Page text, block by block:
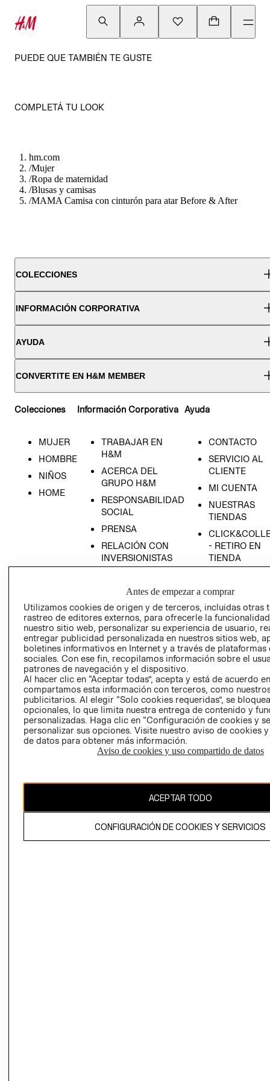
PUEDE QUE TAMBIÉN TE GUSTE
COMPLETÁ TU LOOK
hm.com
/Mujer
/Ropa de maternidad
/Blusas y camisas
/MAMA Camisa con cinturón para atar Before & After
COLECCIONES
INFORMACIÓN CORPORATIVA
AYUDA
CONVERTITE EN H&M MEMBER
Colecciones
MUJER
HOMBRE
NIÑOS
HOME
Información Corporativa
TRABAJAR EN
H&M
ACERCA DEL
GRUPO H&M
RESPONSABILIDAD
SOCIAL
PRENSA
RELACIÓN CON
INVERSIONISTAS
EMPRESARIAL
Ayuda
CONTACTO
SERVICIO AL
CLIENTE
MI CUENTA
NUESTRAS
TIENDAS
- RETIRO EN
TIENDA
AVISO DE
PRIVACIDAD
GIFT CARD
AVISO DE
COOKIES
Uruguay ($U)
El contenido de esta página web está protegido por copyright y es
propiedad de H&M Hennes & Mauritz AB.
Antes de empezar a comprar
Utilizamos cookies de origen y de terceros, incluidas otras
rastreo de editores externos, para ofrecerle la
nuestro sitio web, personalizar su experiencia de usuario,
entregar publicidad personalizada en nuestros sitios web,
boletines informativos en Internet y a través de plataformas
sociales. Con ese fin, recopilamos información sobre el
patrones de navegación y el dispositivo.
Al hacer clic en “Aceptar todas”, acepta y está de acuerdo
compartamos esta información con terceros, como
publicitarios. Al elegir “Solo cookies requeridas”, se
opcionales, lo que limita nuestra entrega de contenido y
personalizadas. Haga clic en “Configuración de cookies y
personalizar sus opciones. Visite nuestro aviso de cookies
de datos para obtener más información.
Aviso de cookies y uso compartido de datos
ACEPTAR TODO
CONFIGURACIÓN DE COOKIES Y SERVICIOS